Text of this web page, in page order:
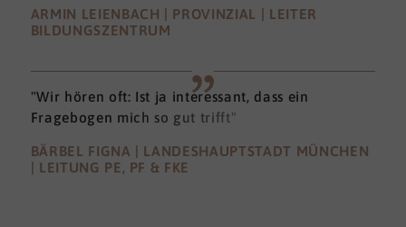
ARMIN LEIENBACH | PROVINZIAL | LEITER
BILDUNGSZENTRUM
"Wir hören oft: Ist ja interessant, dass ein
Fragebogen mich so gut trifft"
BÄRBEL FIGNA | LANDESHAUPTSTADT MÜNCHEN
| LEITUNG PE, PF & FKE